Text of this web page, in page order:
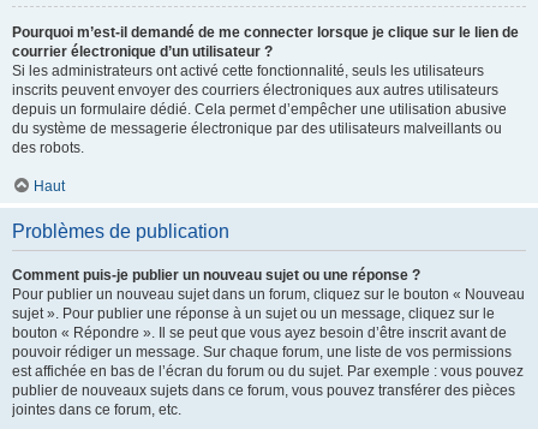
Pourquoi m’est-il demandé de me connecter lorsque je clique sur le lien de
courrier électronique d’un utilisateur ?
Si les administrateurs ont activé cette fonctionnalité, seuls les utilisateurs
inscrits peuvent envoyer des courriers électroniques aux autres utilisateurs
depuis un formulaire dédié. Cela permet d’empêcher une utilisation abusive
du système de messagerie électronique par des utilisateurs malveillants ou
des robots.
Haut
Problèmes de publication
Comment puis-je publier un nouveau sujet ou une réponse ?
Pour publier un nouveau sujet dans un forum, cliquez sur le bouton « Nouveau
sujet ». Pour publier une réponse à un sujet ou un message, cliquez sur le
bouton « Répondre ». Il se peut que vous ayez besoin d’être inscrit avant de
pouvoir rédiger un message. Sur chaque forum, une liste de vos permissions
est affichée en bas de l’écran du forum ou du sujet. Par exemple : vous pouvez
publier de nouveaux sujets dans ce forum, vous pouvez transférer des pièces
jointes dans ce forum, etc.